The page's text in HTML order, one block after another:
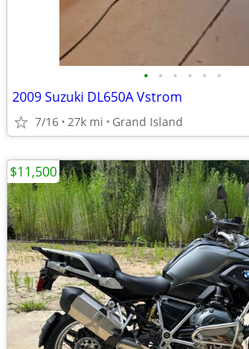
• • • • • •
2009 Suzuki DL650A Vstrom
7/16 27k mi Grand Island
$11,500